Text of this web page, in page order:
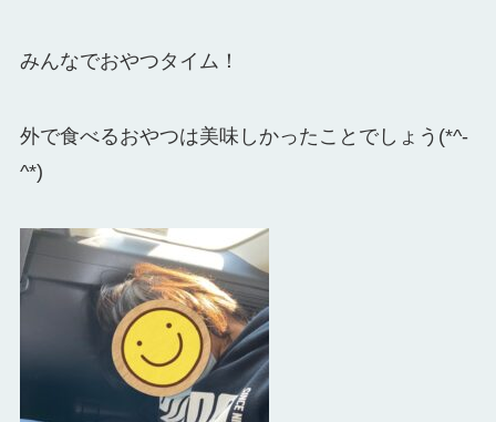
みんなでおやつタイム！
外で食べるおやつは美味しかったことでしょう(*^-
^*)